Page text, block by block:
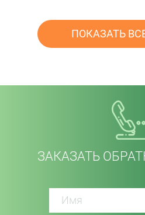
ПОКАЗАТЬ
ЗАКАЗАТЬ